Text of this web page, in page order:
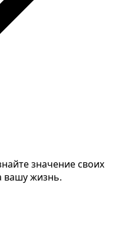
значение своих
вашу жизнь.